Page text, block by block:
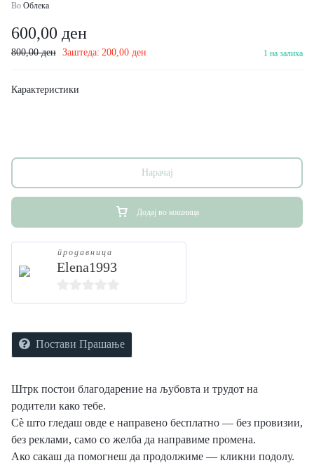
Во Облека
600,00 ден
800,00ден Заштеда: 200,00 ден 1 на залиха
Карактеристики
Додај во кошница
Нарачај
продавница
Elena1993
0
f
5
Постави Прашање
Штрк постои благодарение на љубовта и трудот на
родители како тебе.
Сè што гледаш овде е направено бесплатно — без провизии,
без реклами, само со желба да направиме промена.
Ако сакаш да помогнеш да продолжиме — кликни подолу.